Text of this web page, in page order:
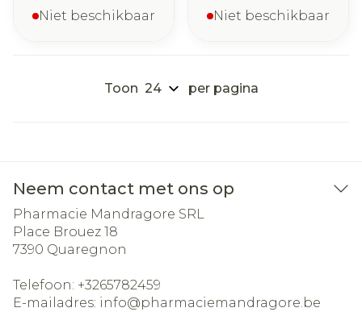
Niet beschikbaar Niet beschikbaar
Toon per pagina
Neem contact met ons op
Pharmacie Mandragore SRL
Place Brouez 18
7390 Quaregnon
Telefoon: +3265782459
E-mailadres: info@pharmaciemandragore.be